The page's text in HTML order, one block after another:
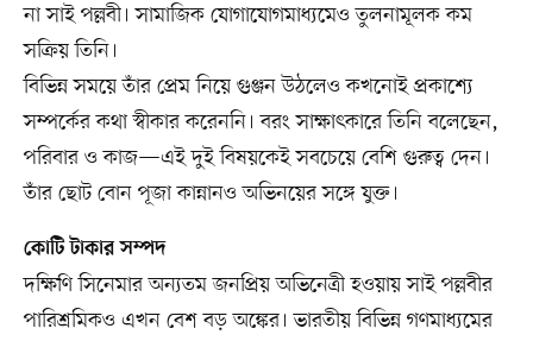
না সাই পল্লবী। সামাজিক যোগাযোগমাধ্যমেও তুলনামূলক কম
সক্রিয় তিনি।
বিভিন্ন সময়ে তাঁর প্রেম নিয়ে গুঞ্জন উঠলেও কখনোই প্রকাশ্যে
সম্পর্কের কথা স্বীকার করেননি। বরং সাক্ষাৎকারে তিনি বলেছেন,
পরিবার ও কাজ—এই দুই বিষয়কেই সবচেয়ে বেশি গুরুত্ব দেন।
তাঁর ছোট বোন পূজা কান্নানও অভিনয়ের সঙ্গে যুক্ত।
কোটি টাকার সম্পদ
দক্ষিণি সিনেমার অন্যতম জনপ্রিয় অভিনেত্রী হওয়ায় সাই পল্লবীর
পারিশ্রমিকও এখন বেশ বড় অঙ্কের। ভারতীয় বিভিন্ন গণমাধ্যমের